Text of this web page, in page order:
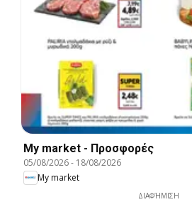
My market - Προσφορές
05/08/2026- 18/08/2026
My market
ΔΙΑΦΉΜΙΣΗ